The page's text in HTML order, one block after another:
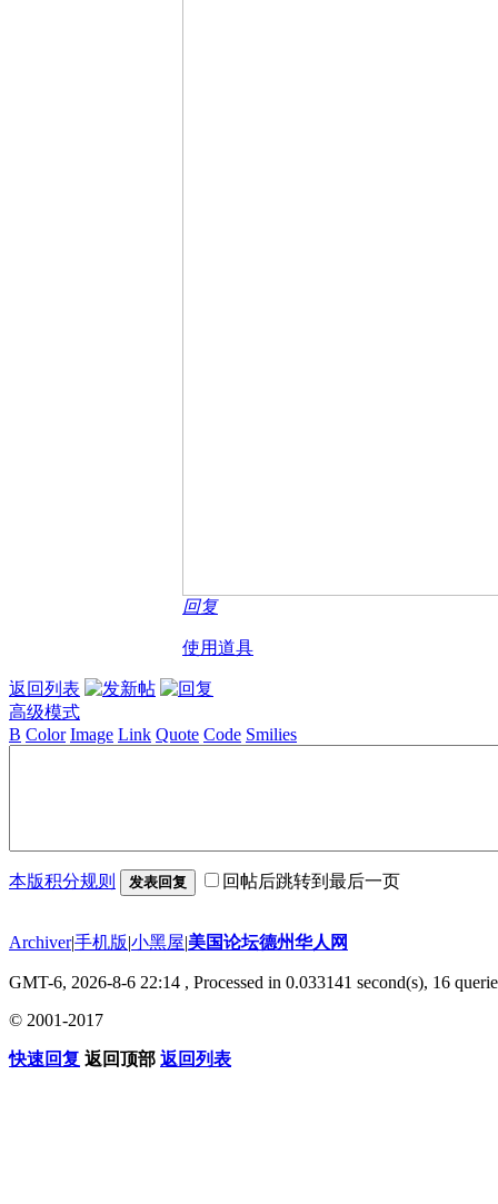
回复
使用道具
返回列表
高级模式
B Color Image Link Quote Code Smilies
本版积分规则 发表回复 回帖后跳转到最后一页
Archiver|手机版|小黑屋|美国论坛德州华人网
GMT-6, 2026-8-6 22:14 , Processed in 0.033141 second(s), 16
© 2001-2017
快速回复 返回顶部 返回列表